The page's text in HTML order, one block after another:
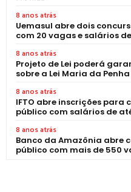
8 anos atrás
Uemasul abre dois
com 20 vagas e salários
8 anos atrás
Projeto de Lei poderá
sobre a Lei Maria da Penha
8 anos atrás
IFTO abre inscrições para
público com salários de
8 anos atrás
Banco da Amazônia abre
público com mais de 550